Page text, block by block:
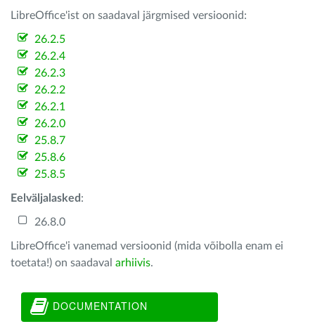
LibreOffice'ist on saadaval järgmised versioonid:
26.2.5
26.2.4
26.2.3
26.2.2
26.2.1
26.2.0
25.8.7
25.8.6
25.8.5
Eelväljalasked :
26.8.0
LibreOffice'i vanemad versioonid (mida võibolla enam ei
toetata!) on saadaval arhiivis.
DOCUMENTATION